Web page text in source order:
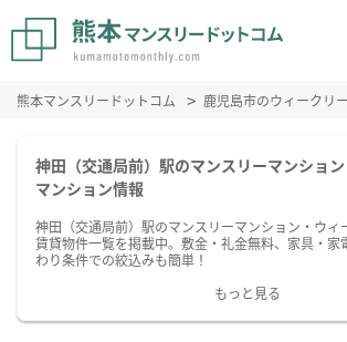
熊本マンスリードットコム 鹿児島市のウィークリ
神田（交通局前）駅のマンスリーマンショ
マンション情報
神田（交通局前）駅のマンスリーマンション・ウィ
賃貸物件一覧を掲載中。敷金・礼金無料、家具・家
わり条件での絞込みも簡単！
もっと見る